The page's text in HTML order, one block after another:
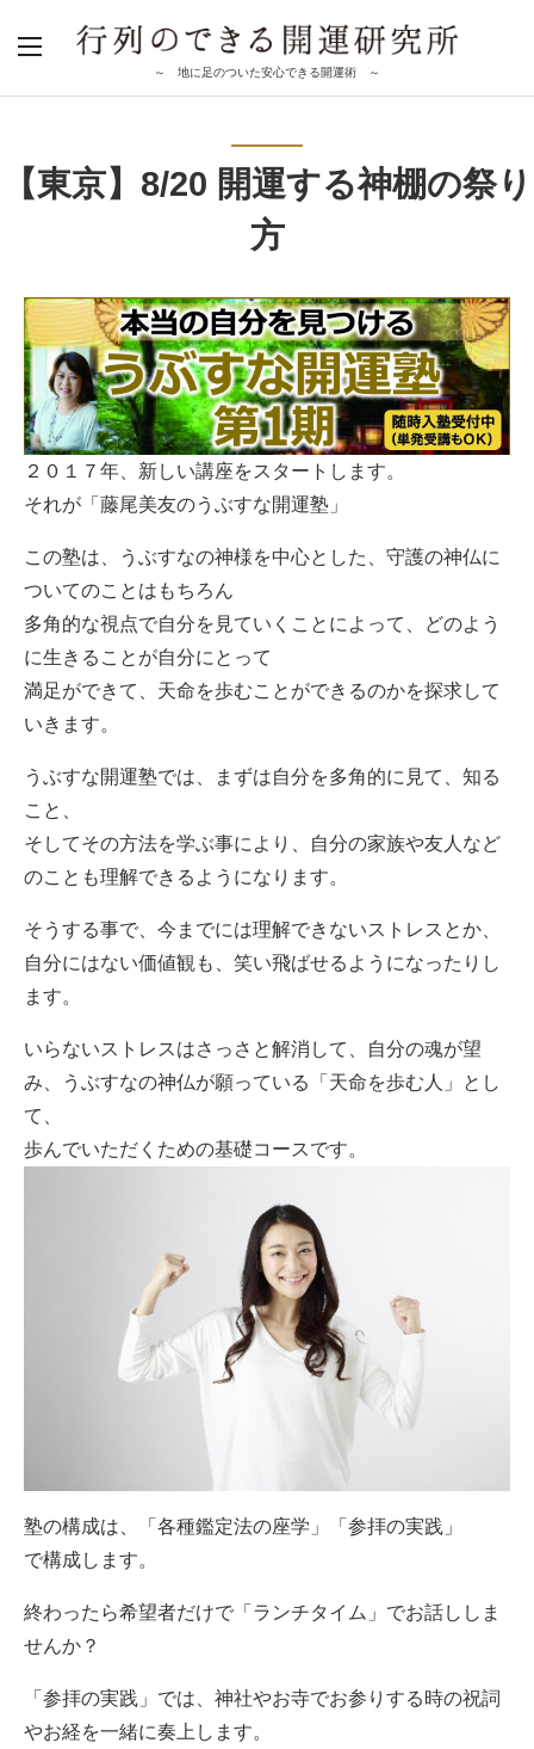
～ 地に足のついた安心できる開運術 ～
【東京】8/20 開運する神棚の祭り
方
２０１７年、新しい講座をスタートします。
それが「藤尾美友のうぶすな開運塾」
この塾は、うぶすなの神様を中心とした、守護の神仏に
ついてのことはもちろん
多角的な視点で自分を見ていくことによって、どのよう
に生きることが自分にとって
満足ができて、天命を歩むことができるのかを探求して
いきます。
うぶすな開運塾では、まずは自分を多角的に見て、知る
こと、
そしてその方法を学ぶ事により、自分の家族や友人など
のことも理解できるようになります。
そうする事で、今までには理解できないストレスとか、
自分にはない価値観も、笑い飛ばせるようになったりし
ます。
いらないストレスはさっさと解消して、自分の魂が望
み、うぶすなの神仏が願っている「天命を歩む人」とし
て、
歩んでいただくための基礎コースです。
塾の構成は、「各種鑑定法の座学」「参拝の実践」
で構成します。
終わったら希望者だけで「ランチタイム」でお話ししま
せんか？
「参拝の実践」では、神社やお寺でお参りする時の祝詞
やお経を一緒に奏上します。